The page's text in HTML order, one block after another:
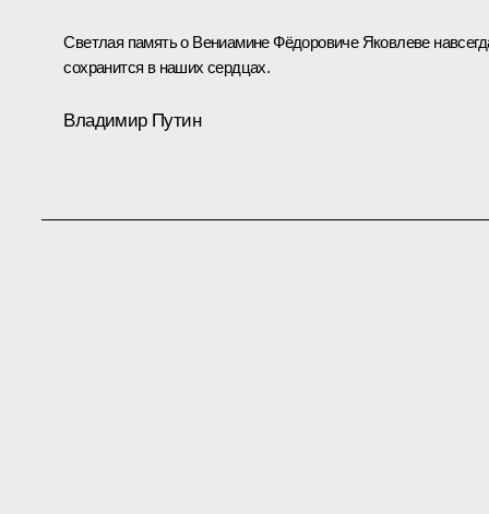
Светлая память о Вениамине Фёдоровиче Яковлеве
сохранится в наших сердцах.
Владимир Путин